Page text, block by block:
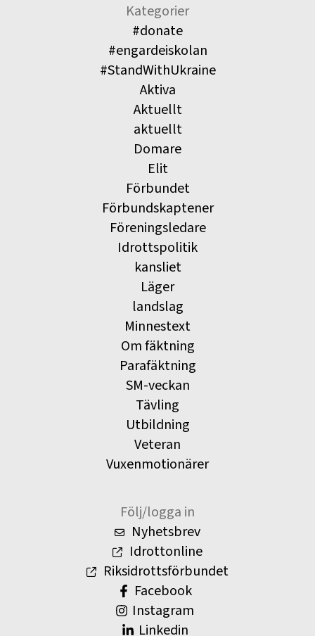
Kategorier
#donate
#engardeiskolan
#StandWithUkraine
Aktiva
Aktuellt
aktuellt
Domare
Elit
Förbundet
Förbundskaptener
Föreningsledare
Idrottspolitik
kansliet
Läger
landslag
Minnestext
Om fäktning
Parafäktning
SM-veckan
Tävling
Utbildning
Veteran
Vuxenmotionärer
Följ/logga in
Nyhetsbrev
Idrottonline
Riksidrottsförbundet
Facebook
Instagram
Linkedin